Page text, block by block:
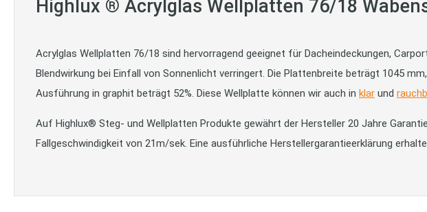
Highlux ® Acrylglas Wellplatten 76/18
Acrylglas Wellplatten 76/18 sind hervorragend geeignet für Dacheindeckungen,
Blendwirkung bei Einfall von Sonnenlicht verringert. Die Plattenbreite beträgt 1045
Ausführung in graphit beträgt 52%. Diese Wellplatte können wir auch in klar und
Auf Highlux® Steg- und Wellplatten Produkte gewährt der Hersteller 20 Jahre
Fallgeschwindigkeit von 21m/sek. Eine ausführliche Herstellergarantieerklärung